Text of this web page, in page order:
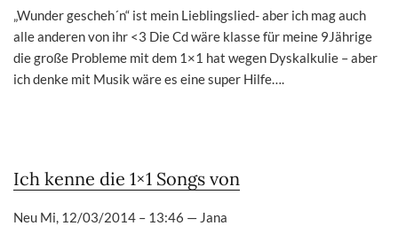
„Wunder gescheh´n“ ist mein Lieblingslied- aber ich mag auch
alle anderen von ihr <3 Die Cd wäre klasse für meine 9Jährige
die große Probleme mit dem 1×1 hat wegen Dyskalkulie – aber
ich denke mit Musik wäre es eine super Hilfe….
Ich kenne die 1×1 Songs von
Neu Mi, 12/03/2014 – 13:46 — Jana